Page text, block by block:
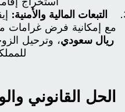
التبعات المالية والأمنية:
مع إمكانية فرض غرامات
ريال سعودي، وترحيل
الحل القانوني